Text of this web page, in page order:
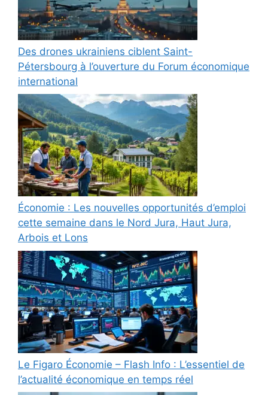
Des drones ukrainiens ciblent Saint-
Pétersbourg à l’ouverture du Forum économique
international
Économie : Les nouvelles opportunités d’emploi
cette semaine dans le Nord Jura, Haut Jura,
Arbois et Lons
Le Figaro Économie – Flash Info : L’essentiel de
l’actualité économique en temps réel